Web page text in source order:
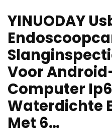
YINUODAY
Voor
Computer
Waterdichte
Met 6…